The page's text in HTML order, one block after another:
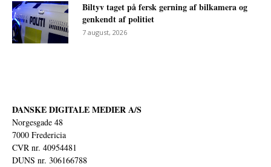
Biltyv taget på fersk gerning af bilkamera og
genkendt af politiet
7 august, 2026
DANSKE DIGITALE MEDIER A/S
Norgesgade 48
7000 Fredericia
CVR nr. 40954481
DUNS nr. 306166788